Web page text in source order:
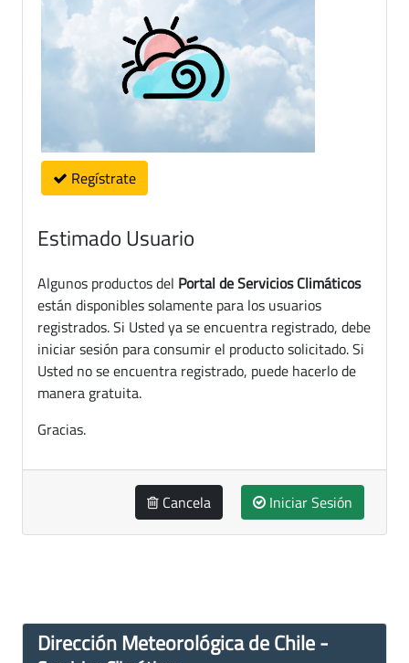
Regístrate
Estimado Usuario
Algunos productos del Portal de Servicios Climáticos
están disponibles solamente para los usuarios
registrados. Si Usted ya se encuentra registrado, debe
iniciar sesión para consumir el producto solicitado. Si
Usted no se encuentra registrado, puede hacerlo de
manera gratuita.
Gracias.
Cancela Iniciar Sesión
Dirección Meteorológica de Chile -